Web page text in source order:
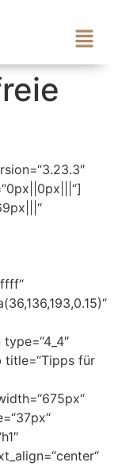
title=“Tipps für